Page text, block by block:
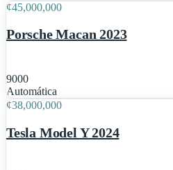
¢45,000,000
Porsche Macan 2023
9000
Automática
1
¢38,000,000
Tesla Model Y 2024